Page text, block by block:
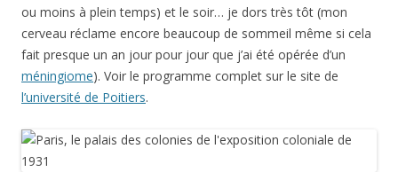
ou moins à plein temps) et le soir… je dors très tôt (mon
cerveau réclame encore beaucoup de sommeil même si cela
fait presque un an jour pour jour que j’ai été opérée d’un
méningiome). Voir le programme complet sur le site de
l’université de Poitiers.